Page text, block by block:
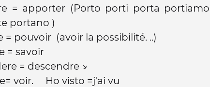
= apporter (Porto porti porta portiamo
portano )
= pouvoir (avoir la possibilité. ..)
= savoir
Scendere = descendre ↘
voir. Ho visto =j'ai vu